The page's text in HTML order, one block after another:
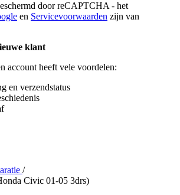
door reCAPTCHA - het
en Servicevoorwaarden zijn van
klant
account heeft vele voordelen:
en verzendstatus
/
Civic 01-05 3drs)